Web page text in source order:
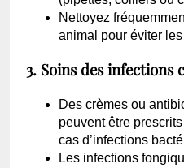
Nettoyez
animal pour éviter
3. Soins des infections
Des crèmes ou
peuvent être
cas d’infections
Les infections